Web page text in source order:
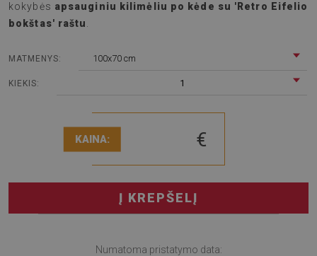
kokybės apsauginiu kilimėliu po kėde su 'Retro Eifelio
bokštas' raštu
MATMENYS: 100x70 cm
KIEKIS: 1
KAINA: €
Į KREPŠELĮ
Numatoma pristatymo data: